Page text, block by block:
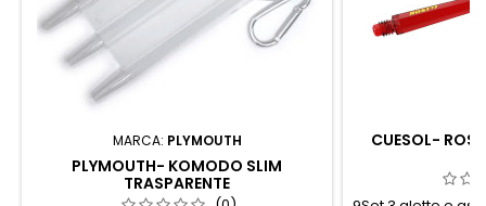
MARCA: PLYMOUTH
PLYMOUTH- KOMODO SLIM
TRASPARENTE
CUESOL-